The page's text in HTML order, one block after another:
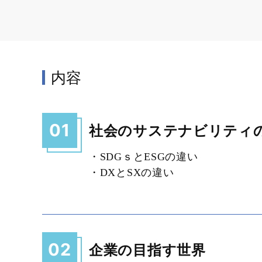
内容
01 社会のサステナビリティ
・SDGｓとESGの違い
・DXとSXの違い
02 企業の目指す世界